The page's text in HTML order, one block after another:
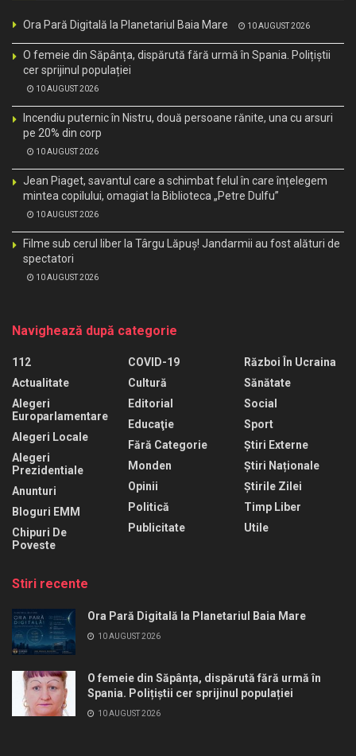
Ora Pară Digitală la Planetariul Baia Mare 10 AUGUST 2026
O femeie din Săpânța, dispărută fără urmă în Spania. Polițiștii
cer sprijinul populației
10 AUGUST 2026
Incendiu puternic în Nistru, două persoane rănite, una cu arsuri
pe 20% din corp
10 AUGUST 2026
Jean Piaget, savantul care a schimbat felul în care înțelegem
mintea copilului, omagiat la Biblioteca „Petre Dulfu”
10 AUGUST 2026
Filme sub cerul liber la Târgu Lăpuș! Jandarmii au fost alături de
spectatori
10 AUGUST 2026
Navighează după categorie
112
Actualitate
Alegeri
Europarlamentare
Alegeri Locale
Alegeri
Prezidentiale
Anunturi
Bloguri EMM
Chipuri De
Poveste
COVID-19
Cultură
Editorial
Educaţie
Fără Categorie
Monden
Opinii
Politică
Publicitate
Război În Ucraina
Sănătate
Social
Sport
Știri Externe
Știri Naționale
Știrile Zilei
Timp Liber
Utile
Stiri recente
Ora Pară Digitală la Planetariul Baia Mare
10 AUGUST 2026
O femeie din Săpânța, dispărută fără urmă în
Spania. Polițiștii cer sprijinul populației
10 AUGUST 2026